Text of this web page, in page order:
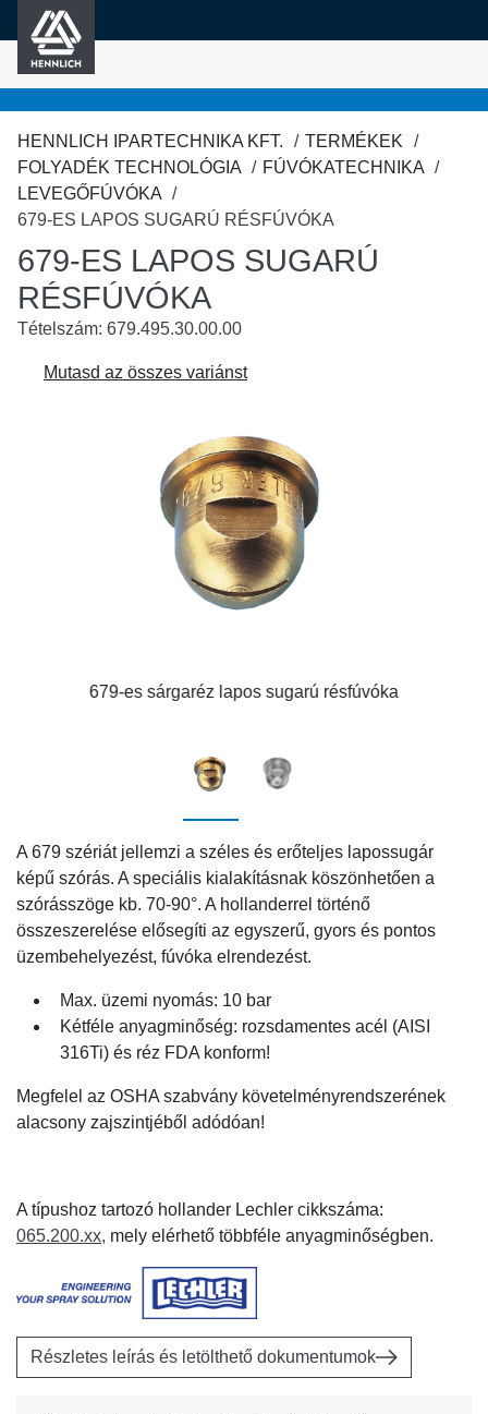
tartalomra
HENNLICH IPARTECHNIKA KFT.
TERMÉKEK
FOLYADÉK TECHNOLÓGIA
FÚVÓKATECHNIKA
LEVEGŐFÚVÓKA
679-ES LAPOS SUGARÚ RÉSFÚVÓKA
679-ES LAPOS SUGARÚ
RÉSFÚVÓKA
Tételszám: 679.495.30.00.00
Mutasd az összes variánst
679-es sárgaréz lapos sugarú résfúvóka
A 679 szériát jellemzi a széles és erőteljes lapossugár
képű szórás. A speciális kialakításnak köszönhetően a
szórásszöge kb. 70-90°. A hollanderrel történő
összeszerelése elősegíti az egyszerű, gyors és pontos
üzembehelyezést, fúvóka elrendezést.
Max. üzemi nyomás: 10 bar
Kétféle anyagminőség: rozsdamentes acél (AISI
316Ti) és réz FDA konform!
Megfelel az OSHA szabvány követelményrendszerének
alacsony zajszintjéből adódóan!
A típushoz tartozó hollander Lechler cikkszáma:
065.200.xx, mely elérhető többféle anyagminőségben.
Részletes leírás és letölthető dokumentumok